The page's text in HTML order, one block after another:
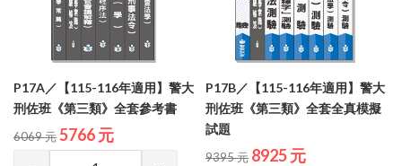
P17A／【115-116年適用】警大
刑佐班《第三類》全套參考書
6069 元5766 元
P17B／【115-116年適用】警大
刑佐班《第三類》全套全真模擬
試題
9395 元 8925 元